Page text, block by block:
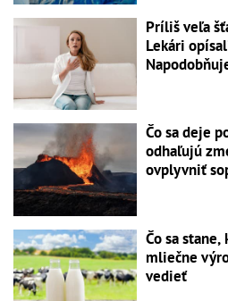
Príliš veľa
Lekári
Čo sa deje
odhaľujú
ovplyvniť
Čo sa
mliečne
vedieť